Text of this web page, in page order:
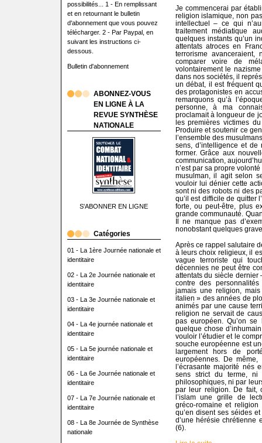
possibilités... 1 - En remplissant
et en retournant le bulletin
d'abonnement que vous pouvez
télécharger. 2 - Par Paypal, en
suivant les instructions ci-
dessous.
Bulletin d'abonnement
ABONNEZ-VOUS
EN LIGNE À LA
REVUE SYNTHÈSE
NATIONALE
S'ABONNER EN LIGNE
Catégories
01 - La 1ère Journée nationale et
identitaire
02 - La 2e Journée nationale et
identitaire
03 - La 3e Journée nationale et
identitaire
04 - La 4e journée nationale et
identitaire
05 - La 5e journée nationale et
identitaire
06 - La 6e Journée nationale et
identitaire
07 - La 7e Journée nationale et
identitaire
08 - La 8e Journée de Synthèse
nationale
Je commencerai par
religion islamique, non
intellectuel – ce qui
traitement médiatique
quelques instants qu’un
attentats atroces en
terrorisme
comparer voire de
volontairement le
dans nos sociétés, il
un débat, il est fréquent
des protagonistes en
remarquons qu’à
personne, à ma
proclamait à longueur de
les premières victimes
Produire et soutenir ce
l’ensemble des
sens, d’intelligence et
former. Grâce aux
communication,
n’est par sa propre
musulman, il agit selon
vouloir lui dénier cette
sont ni des robots ni des
qu’il est difficile de quitter
forte, ou peut-être, plus
grande communauté.
Il ne manque pas
nonobstant quelques
Après ce rappel salutaire
à leurs choix religieux, il
vague terroriste qui
décennies ne peut être
attentats du siècle dernier
contre des
jamais une religion,
italien » des années de
animés par une cause
religion ne servait de
pas européen. Qu’on
quelque chose
vouloir l’étudier et le
souche européenne est
largement hors de
européennes. De
l’écrasante majorité nés
sens strict du terme,
philosophiques, ni par
par leur religion. De fait,
l’islam une grille de
gréco-romaine et
qu’en disent ses séides
d’une hérésie chrétienne
(6).